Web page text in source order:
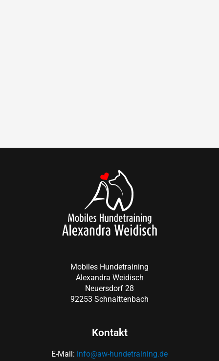
Mobiles Hundetraining
Alexandra Weidisch
Neuersdorf 28
92253 Schnaittenbach
Kontakt
E-Mail: info@aw-hundetraining.de